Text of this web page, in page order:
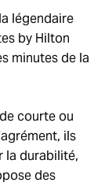
légendaire
by Hilton
minutes de la
courte ou
ils
la durabilité,
des